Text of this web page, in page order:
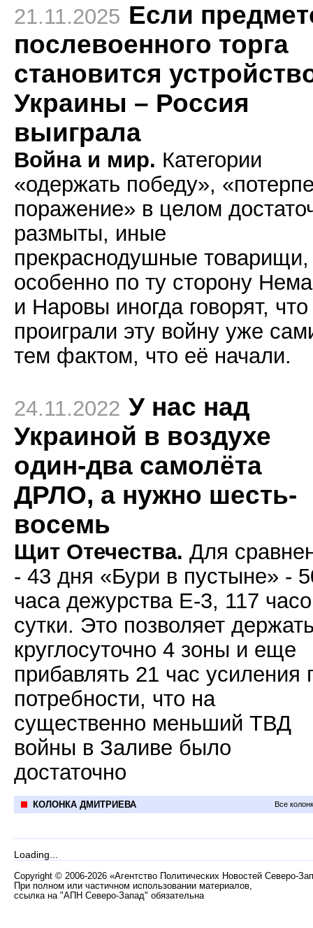
21.11.2025 Если
послевоенного торга
становится
Украины – Россия
выиграла
Война и мир. Категории
«одержать победу»,
поражение» в целом
размыты, иные
прекраснодушные товарищи,
особенно по ту сторону
и Наровы иногда говорят,
проиграли эту войну уже
тем фактом, что её начали.
24.11.2022 У нас над
Украиной в воздухе
один-два самолёта
ДРЛО, а нужно шесть-
восемь
Щит Отечества. Для
- 43 дня «Бури в пустыне» -
часа дежурства Е-3, 117
сутки. Это позволяет
круглосуточно 4 зоны и еще
прибавлять 21 час усиления
потребности, что на
существенно меньший ТВД
войны в Заливе было
достаточно
КОЛОНКА ДМИТРИЕВА Все
Loading...
Copyright © 2006-2026 «Агентство Политических Новостей Северо-
При полном или частичном использовании материалов,
ссылка на "АПН Северо-Запад" обязательна